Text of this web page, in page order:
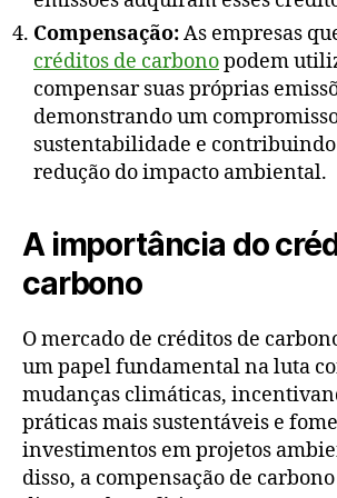
Compensação:As empresas
créditos de carbonopodem
compensar suas próprias
demonstrando um
sustentabilidade e
redução do impacto ambiental.
A importância do
carbono
O mercado de créditos de
um papel fundamental na luta
mudanças climáticas,
práticas mais sustentáveis e
investimentos em projetos
disso, a compensação de